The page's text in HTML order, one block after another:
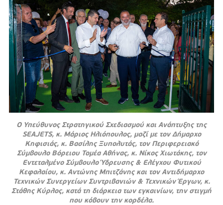
Ο Υπεύθυνος Στρατηγικού Σχεδιασμού και Ανάπτυξης της
SEAJETS, κ. Μάριος Ηλιόπουλος, μαζί με τον Δήμαρχο
Κηφισιάς, κ. Βασίλης Ξυπολυτάς, τον Περιφερειακό
Σύμβουλο Βόρειου Τομέα Αθήνας, κ. Νίκος Χιωτάκης, τον
Εντεταλμένο Σύμβουλο Ύδρευσης & Ελέγχου Φυτικού
Κεφαλαίου, κ. Αντώνης Μπιτζάνης και τον Αντιδήμαρχο
Τεχνικών Συνεργείων Συντριβανιών & Τεχνικών Έργων, κ.
Στάθης Κύρλος, κατά τη διάρκεια των εγκαινίων, την στιγμή
που κόβουν την κορδέλα.